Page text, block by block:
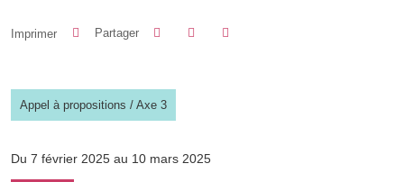
Imprimer Partager Partager sur Facebook
Partager sur LinkedIn
Appel à propositions / Axe 3
Du 7 février 2025 au 10 mars 2025